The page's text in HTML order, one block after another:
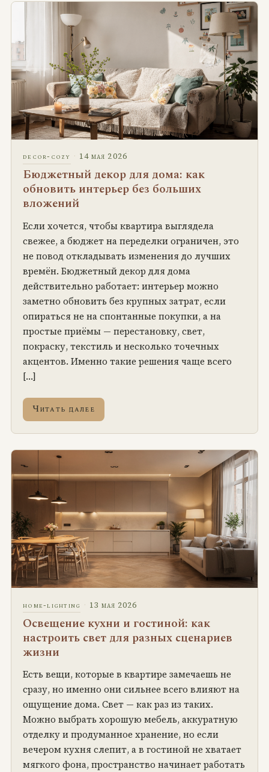
decor-cozy · 14 мая 2026
Бюджетный декор для дома: как
обновить интерьер без больших
вложений
Если хочется, чтобы квартира выглядела
свежее, а бюджет на переделки ограничен, это
не повод откладывать изменения до лучших
времён. Бюджетный декор для дома
действительно работает: интерьер можно
заметно обновить без крупных затрат, если
опираться не на спонтанные покупки, а на
простые приёмы — перестановку, свет,
покраску, текстиль и несколько точечных
акцентов. Именно такие решения чаще всего
[…]
Читать далее
home-lighting · 13 мая 2026
Освещение кухни и гостиной: как
настроить свет для разных сценариев
жизни
Есть вещи, которые в квартире замечаешь не
сразу, но именно они сильнее всего влияют на
ощущение дома. Свет — как раз из таких.
Можно выбрать хорошую мебель, аккуратную
отделку и продуманное хранение, но если
вечером кухня слепит, а в гостиной не хватает
мягкого фона, пространство начинает работать